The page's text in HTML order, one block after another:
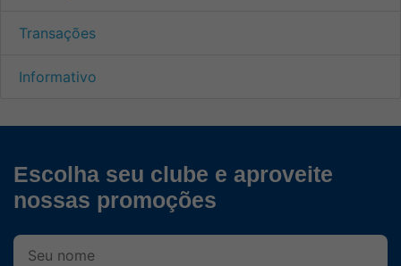
Transações
Informativo
Escolha seu clube e aproveite
nossas promoções